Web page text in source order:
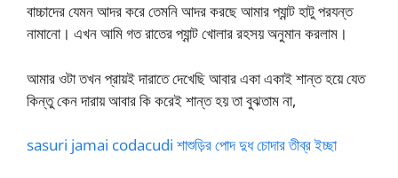
বাচ্চাদের যেমন আদর করে তেমনি আদর করছে আমার প্যান্ট হাটু পরযন্ত
নামানো। এখন আমি গত রাতের প্যান্ট খোলার রহসয় অনুমান করলাম।
আমার ওটা তখন প্রায়ই দারাতে দেখেছি আবার একা একাই শান্ত হয়ে যেত
কিন্তু কেন দারায় আবার কি করেই শান্ত হয় তা বুঝতাম না,
sasuri jamai codacudi শাশুড়ির পোদ দুধ চোদার তীব্র ইচ্ছা